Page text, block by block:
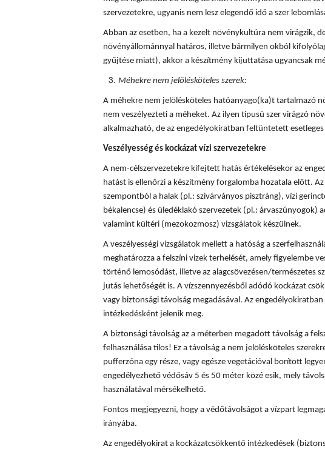
szervezetekre, ugyanis nem lesz elegendő idő a szer
Abban az esetben, ha a kezelt növénykultúra nem virágzik,
növényállománnyal határos, illetve bármilyen okból
gyűjtése miatt), akkor a készítmény kijuttatása ugyancsak
Méhekre nem jelölésköteles szerek:
A méhekre nem jelölésköteles hatóanyago(ka)t tartalmazó
nem veszélyezteti a méheket. Az ilyen típusú szer virágzó
alkalmazható, de az engedélyokiratban feltüntetett
Veszélyesség és kockázat vízi szervezetekre
A nem-célszervezetekre kifejtett hatás értékelésekor az
hatást is ellenőrzi a készítmény forgalomba hozatala előtt.
szempontból a halak (pl.: szivárványos pisztráng), vízi
békalencse) és üledéklakó szervezetek (pl.:
valamint kültéri (mezokozmosz) vizsgálatok készülnek.
A veszélyességi vizsgálatok mellett a hatóság a
meghatározza a felszíni vizek terhelését, amely figyelembe
történő lemosódást, illetve az alagcsövezésen/természetes
jutás lehetőségét is. A vízszennyezésből adódó kockázat
vagy biztonsági távolság megadásával. Az
intézkedésként jelenik meg.
A biztonsági távolság az a méterben megadott távolság a
felhasználása tilos! Ez a távolság a nem jelölésköteles
pufferzóna egy része, vagy egésze vegetációval borított
engedélyezhető védősáv 5 és 50 méter közé esik, mely
használatával mérsékelhető.
Fontos megjegyezni, hogy a védőtávolságot a vízpart
irányába.
Az engedélyokirat a kockázatcsökkentő intézkedések